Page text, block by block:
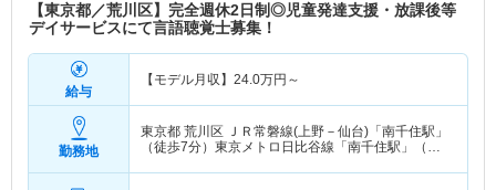
【東京都／荒川区】完全週休2日制◎児童発達支援・放課後等
デイサービスにて言語聴覚士募集！
給与
【モデル月収】 24.0万円～
勤務地
東京都 荒川区 ＪＲ常磐線(上野－仙台)「南千住駅」
（徒歩7分）東京メトロ日比谷線「南千住駅」（徒